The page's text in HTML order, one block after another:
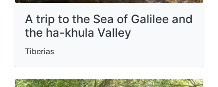
A trip to the Sea of ​​Galilee and
the ha-khula Valley
Tiberias